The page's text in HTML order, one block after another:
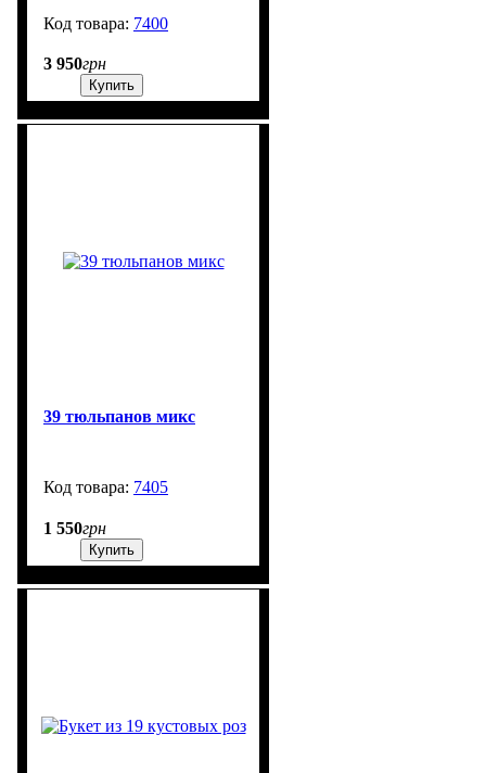
7400
3 950грн
Купить
39 тюльпанов микс
7405
1 550грн
Купить